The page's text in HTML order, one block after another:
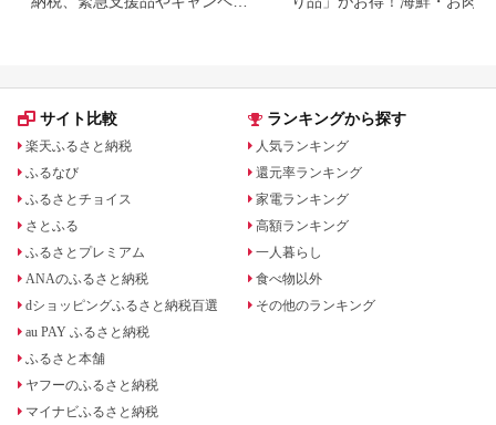
サイト比較
楽天ふるさと納税
ふるなび
ふるさとチョイス
さとふる
ふるさとプレミアム
ANAのふるさと納税
dショッピングふるさと納税百選
au PAY ふるさと納税
ふるさと本舗
ヤフーのふるさと納税
マイナビふるさと納税
ランキングから探す
人気ランキング
還元率ランキング
家電ランキング
高額ランキング
一人暮らし
食べ物以外
その他のランキング